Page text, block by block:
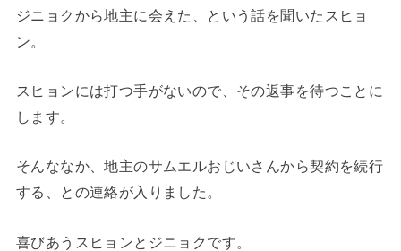
ジニョクから地主に会えた、という話を聞いたスヒョ
ン。
スヒョンには打つ手がないので、その返事を待つことに
します。
そんななか、地主のサムエルおじいさんから契約を続行
する、との連絡が入りました。
喜びあうスヒョンとジニョクです。